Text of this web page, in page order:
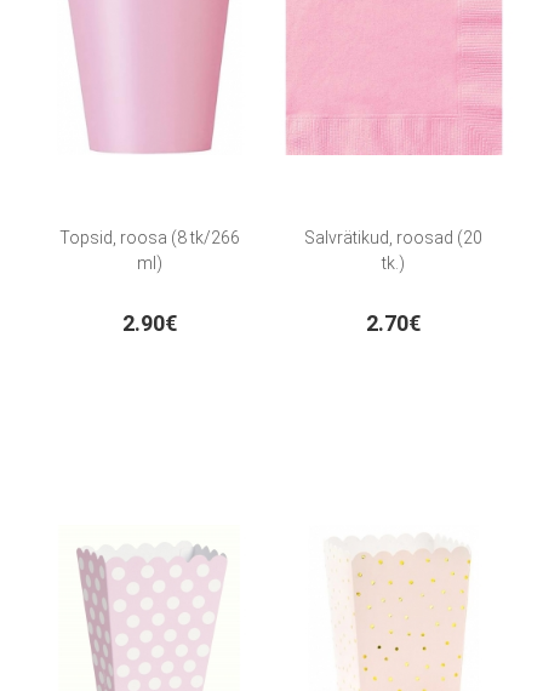
Topsid, roosa (8 tk/266
ml)
2.90€
Salvrätikud, roosad (20
tk.)
2.70€